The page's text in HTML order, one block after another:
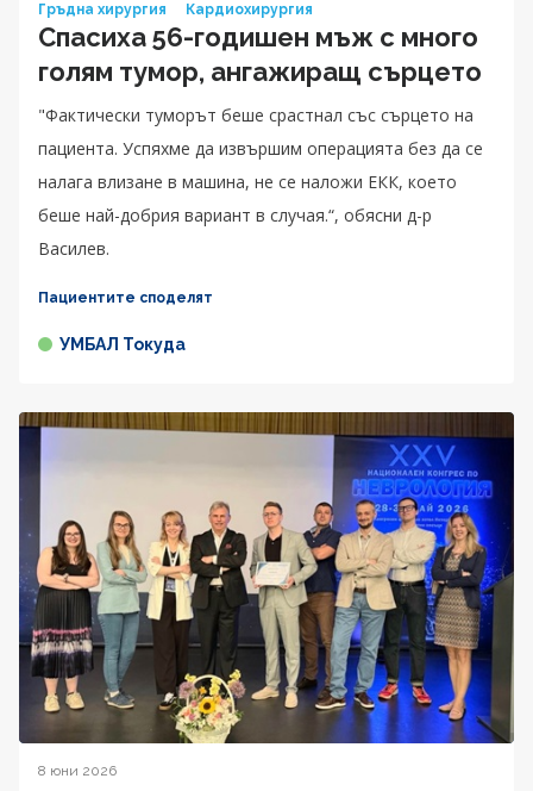
Гръдна хирургия
Кардиохирургия
Спасиха 56-годишен мъж с много
голям тумор, ангажиращ сърцето
"Фактически туморът беше срастнал със сърцето на
пациента. Успяхме да извършим операцията без да се
налага влизане в машина, не се наложи ЕКК, което
беше най-добрия вариант в случая.“, обясни д-р
Василев.
Пациентите споделят
УМБАЛ Токуда
8 юни 2026